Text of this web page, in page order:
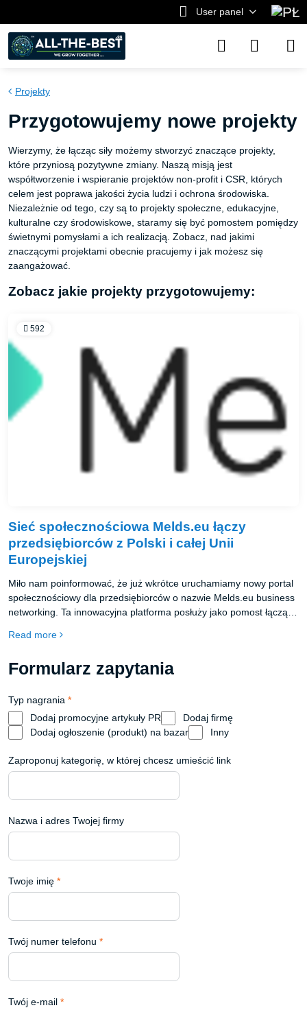
User panel
Projekty
Przygotowujemy nowe projekty
Wierzymy, że łącząc siły możemy stworzyć znaczące projekty,
które przyniosą pozytywne zmiany. Naszą misją jest
współtworzenie i wspieranie projektów non-profit i CSR, których
celem jest poprawa jakości życia ludzi i ochrona środowiska.
Niezależnie od tego, czy są to projekty społeczne, edukacyjne,
kulturalne czy środowiskowe, staramy się być pomostem pomiędzy
świetnymi pomysłami a ich realizacją. Zobacz, nad jakimi
znaczącymi projektami obecnie pracujemy i jak możesz się
zaangażować.
Zobacz jakie projekty przygotowujemy:
592
Sieć społecznościowa Melds.eu łączy
przedsiębiorców z Polski i całej Unii
Europejskiej
Miło nam poinformować, że już wkrótce uruchamiamy nowy portal
społecznościowy dla przedsiębiorców o nazwie Melds.eu business
networking. Ta innowacyjna platforma posłuży jako pomost łączący
sposób nowe możliwości współpracy, wymiany doświadczeń i
przedsiębiorców z Polski i EU. Dziel się doświadczeniami, znajdź
Read more
Formularz zapytania
Typ nagrania *
Dodaj promocyjne artykuły PR
Dodaj firmę
Dodaj ogłoszenie (produkt) na bazar
Inny
Zaproponuj kategorię, w której chcesz umieścić link
Nazwa i adres Twojej firmy
Twoje imię *
Twój numer telefonu *
Twój e-mail *